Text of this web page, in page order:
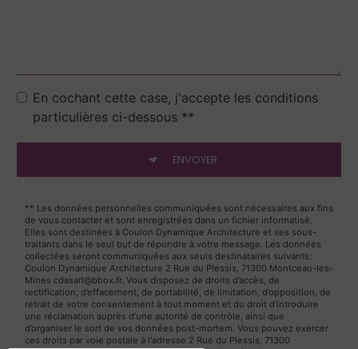
En cochant cette case, j'accepte les conditions
particulières ci-dessous **
ENVOYER
** Les données personnelles communiquées sont nécessaires aux fins
de vous contacter et sont enregistrées dans un fichier informatisé.
Elles sont destinées à Coulon Dynamique Architecture et ses sous-
traitants dans le seul but de répondre à votre message. Les données
collectées seront communiquées aux seuls destinataires suivants:
Coulon Dynamique Architecture 2 Rue du Plessis, 71300 Montceau-les-
Mines cdasarl@bbox.fr. Vous disposez de droits d’accès, de
rectification, d’effacement, de portabilité, de limitation, d’opposition, de
retrait de votre consentement à tout moment et du droit d’introduire
une réclamation auprès d’une autorité de contrôle, ainsi que
d’organiser le sort de vos données post-mortem. Vous pouvez exercer
ces droits par voie postale à l'adresse 2 Rue du Plessis, 71300